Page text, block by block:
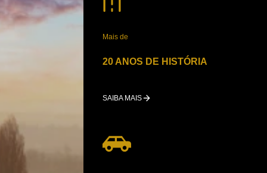
Mais de
20 ANOS DE HISTÓRIA
SAIBA MAIS